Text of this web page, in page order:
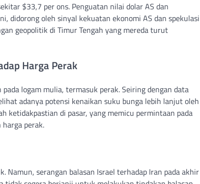
$33,7 per ons. Penguatan nilai dolar AS dan
didorong oleh sinyal kekuatan ekonomi AS dan spekulasi
geopolitik di Timur Tengah yang mereda turut
Harga Perak
logam mulia, termasuk perak. Seiring dengan data
adanya potensi kenaikan suku bunga lebih lanjut oleh
ketidakpastian di pasar, yang memicu permintaan pada
perak.
Namun, serangan balasan Israel terhadap Iran pada akhir